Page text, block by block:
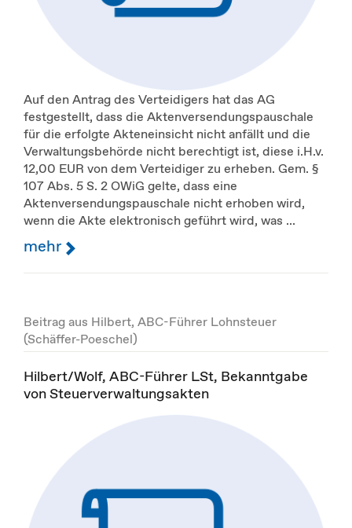
Auf den Antrag des Verteidigers hat das AG
festgestellt, dass die Aktenversendungspauschale
für die erfolgte Akteneinsicht nicht anfällt und die
Verwaltungsbehörde nicht berechtigt ist, diese i.H.v.
12,00 EUR von dem Verteidiger zu erheben. Gem. §
107 Abs. 5 S. 2 OWiG gelte, dass eine
Aktenversendungspauschale nicht erhoben wird,
wenn die Akte elektronisch geführt wird, was ...
mehr
Beitrag aus Hilbert, ABC-Führer Lohnsteuer
(Schäffer-Poeschel)
Hilbert/Wolf, ABC-Führer LSt, Bekanntgabe
von Steuerverwaltungsakten